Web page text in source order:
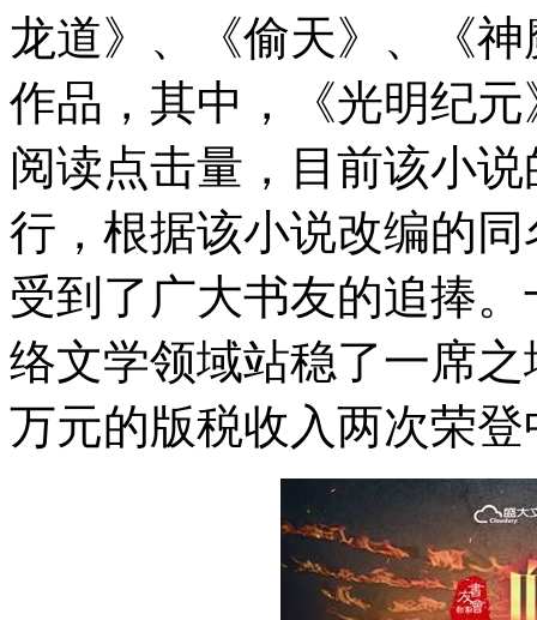
龙道》、《偷天》、《
作品，其中，《光明纪
阅读点击量，目前该小
行，根据该小说改编的
受到了广大书友的追捧
络文学领域站稳了一席
万元的版税收入两次荣